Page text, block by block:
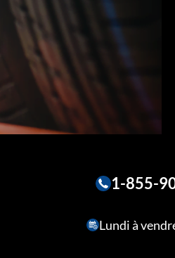
1-855-
Lundi à